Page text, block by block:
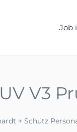
Job
V3
+ Schütz